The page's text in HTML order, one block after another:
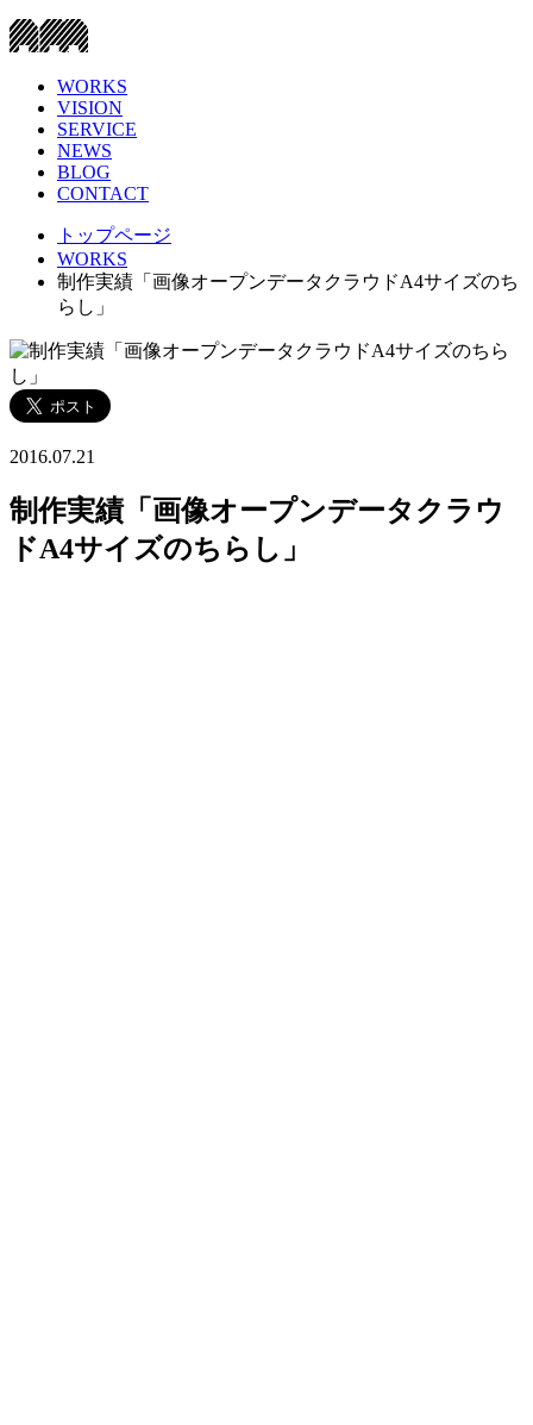
WORKS
VISION
SERVICE
NEWS
BLOG
CONTACT
トップページ
WORKS
制作実績「画像オープンデータクラウドA4サイズのち
らし」
2016.07.21
制作実績「画像オープンデータクラウ
ドA4サイズのちらし」